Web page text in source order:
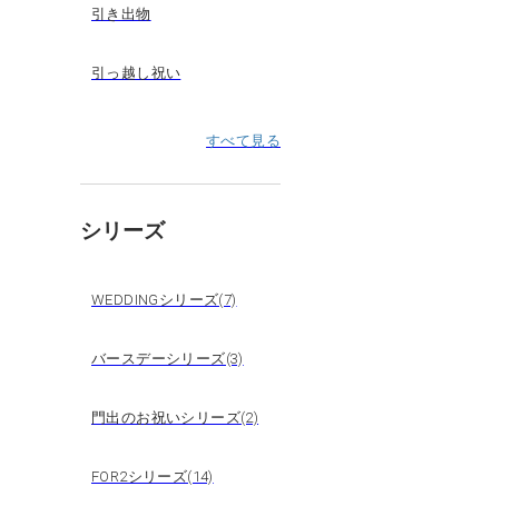
引き出物
引っ越し祝い
すべて見る
シリーズ
WEDDINGシリーズ(7)
バースデーシリーズ(3)
門出のお祝いシリーズ(2)
FOR2シリーズ(14)